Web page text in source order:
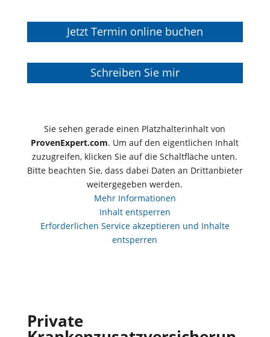
Jetzt Termin online buchen
Schreiben Sie mir
Sie sehen gerade einen Platzhalterinhalt von
ProvenExpert.com. Um auf den eigentlichen Inhalt
zuzugreifen, klicken Sie auf die Schaltfläche unten.
Bitte beachten Sie, dass dabei Daten an Drittanbieter
weitergegeben werden.
Mehr Informationen
Inhalt entsperren
Erforderlichen Service akzeptieren und Inhalte
entsperren
Private